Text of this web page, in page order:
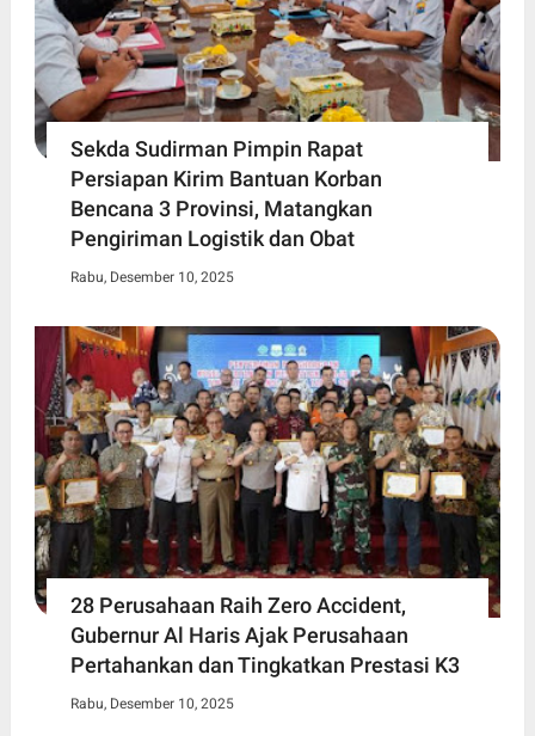
Sekda Sudirman Pimpin Rapat
Persiapan Kirim Bantuan Korban
Bencana 3 Provinsi, Matangkan
Pengiriman Logistik dan Obat
Rabu, Desember 10, 2025
28 Perusahaan Raih Zero Accident,
Gubernur Al Haris Ajak Perusahaan
Pertahankan dan Tingkatkan Prestasi K3
Rabu, Desember 10, 2025